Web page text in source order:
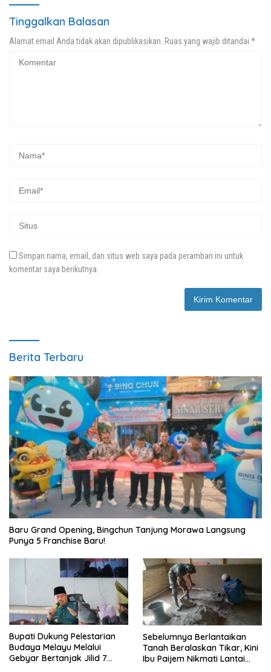
Tinggalkan Balasan
Alamat email Anda tidak akan dipublikasikan. Ruas yang wajib ditandai *
Simpan nama, email, dan situs web saya pada peramban ini untuk
komentar saya berikutnya.
Berita Terbaru
‎Baru Grand Opening, Bingchun Tanjung Morawa Langsung
Punya 5 Franchise Baru!
Bupati Dukung Pelestarian
Budaya Melayu Melalui
Gebyar Bertanjak Jilid 7
Sebelumnya Berlantaikan
Tanah Beralaskan Tikar, Kini
Ibu Paijem Nikmati Lantai